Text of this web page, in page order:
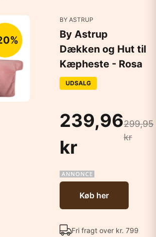
BY ASTRUP
By Astrup
Dækken og Hut til
Kæpheste - Rosa
UDSALG
239,96
kr
299,95
kr
Køb her
Fri fragt over kr. 799